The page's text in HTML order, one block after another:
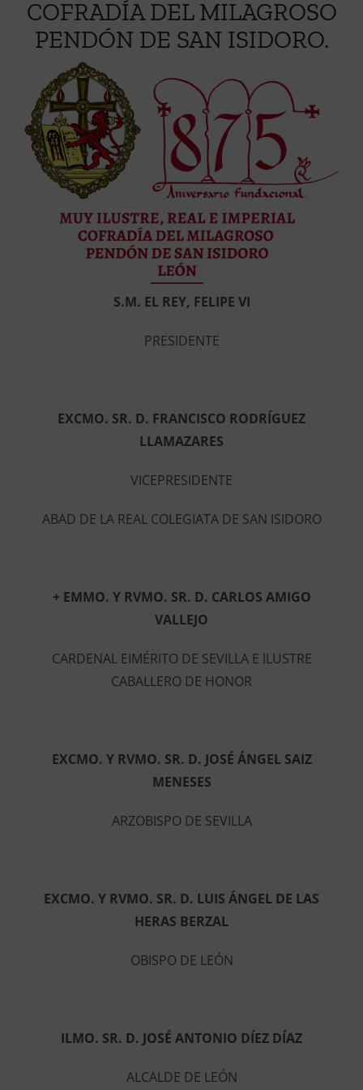
COFRADÍA DEL MILAGROSO
PENDÓN DE SAN ISIDORO.
S.M. EL REY, FELIPE VI
PRESIDENTE
EXCMO. SR. D. FRANCISCO RODRÍGUEZ
LLAMAZARES
VICEPRESIDENTE
ABAD DE LA REAL COLEGIATA DE SAN ISIDORO
+ EMMO. Y RVMO. SR. D. CARLOS AMIGO
VALLEJO
CARDENAL EIMÉRITO DE SEVILLA E ILUSTRE
CABALLERO DE HONOR
EXCMO. Y RVMO. SR. D. JOSÉ ÁNGEL SAIZ
MENESES
ARZOBISPO DE SEVILLA
EXCMO. Y RVMO. SR. D. LUIS ÁNGEL DE LAS
HERAS BERZAL
OBISPO DE LEÓN
ILMO. SR. D. JOSÉ ANTONIO DÍEZ DÍAZ
ALCALDE DE LEÓN